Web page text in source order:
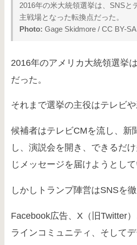
2016年の米大統領選挙は、SNSと
主戦場となった転換点だった。
Photo: Gage Skidmore / CC BY-
2016年のアメリカ大統領選挙
だった。
それまで選挙の主役はテレビや
候補者はテレビCMを流し、新
し、演説会を開き、できるだ
じメッセージを届けようとして
しかしトランプ陣営はSNSを
Facebook広告、X（旧Twitter
ラインコミュニティ、そしてデ